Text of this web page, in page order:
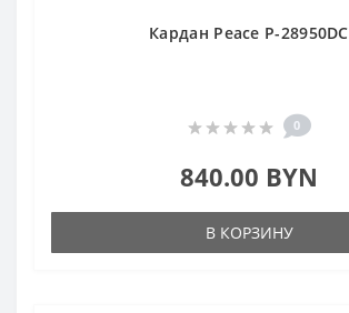
Кардан Peace P-28950DC
0
840.00 BYN
В КОРЗИНУ